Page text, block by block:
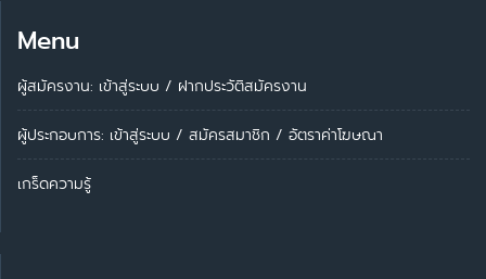
Menu
ผู้สมัครงาน: เข้าสู่ระบบ / ฝากประวัติสมัครงาน
ผู้ประกอบการ: เข้าสู่ระบบ / สมัครสมาชิก / อัตราค่าโฆษณา
เกร็ดความรู้